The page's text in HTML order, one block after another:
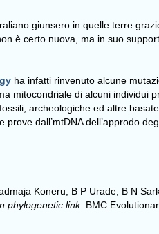
giunsero in quelle terre
è certo nuova, ma in suo
ha infatti rinvenuto alcune
mitocondriale di alcuni individui
archeologiche ed altre
dall’mtDNA dell’approdo
Koneru, B P Urade, B N
phylogenetic link. BMC